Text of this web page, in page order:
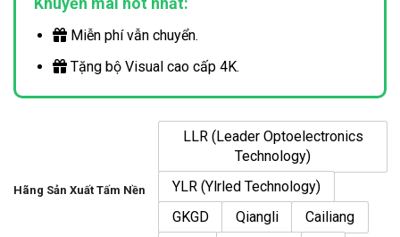
Miễn phí vẫn chuyển.
Tặng bộ Visual cao cấp 4K.
Hãng Sản Xuất Tấm Nền
LLR (Leader Optoelectronics
Technology)
YLR (Ylrled Technology)
GKGD
Qiangli
Cailiang